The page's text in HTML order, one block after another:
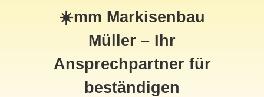
☀️mm Markisenbau
Müller – Ihr
Ansprechpartner für
beständigen